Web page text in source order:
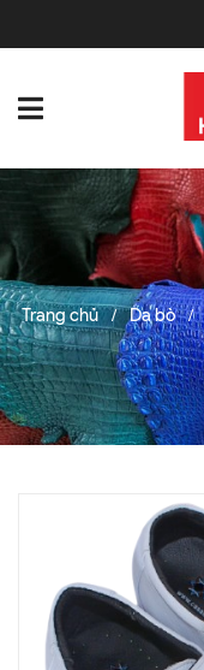
Trang chủ / Da bò /